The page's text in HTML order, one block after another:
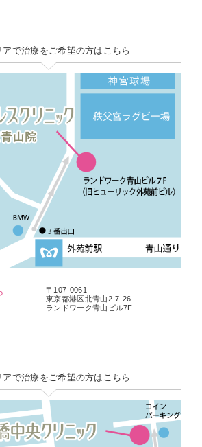
アで治療をご希望の方はこちら
〒107-0061
東京都港区北青山2-7-26
ランドワーク青山ビル7F
アで治療をご希望の方はこちら